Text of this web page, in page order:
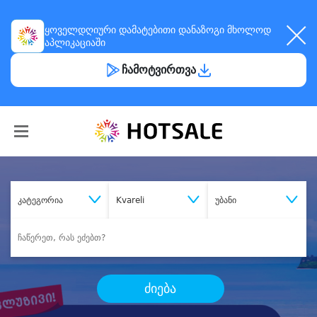
ყოველდღიური დამატებითი დანაზოგი მხოლოდ
აპლიკაციაში
ჩამოტვირთვა
კატეგორია Kvareli უბანი
ძიება